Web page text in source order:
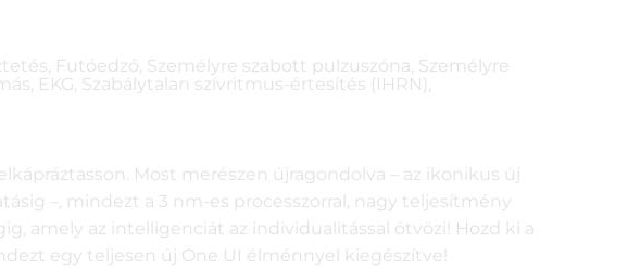
Futóedző, Személyre szabott pulzuszóna, Személyre
EKG, Szabálytalan szívritmus-értesítés (IHRN),
Most merészen újragondolva – az ikonikus új
–, mindezt a 3 nm-es processzorral, nagy teljesítmény
amely az intelligenciát az individualitással ötvözi! Hozd ki a
egy teljesen új One UI élménnyel kiegészítve!